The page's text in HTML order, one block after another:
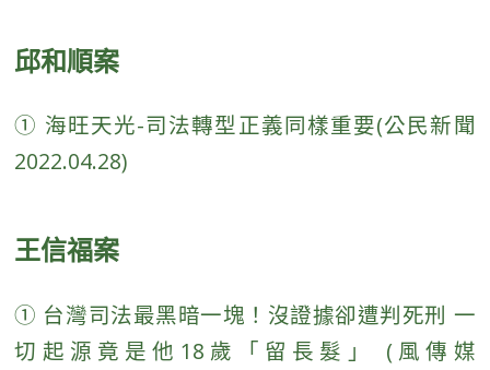
邱和順案
① 海旺天光-司法轉型正義同樣重要(公民新聞
2022.04.28)
王信福案
① 台灣司法最黑暗一塊！沒證據卻遭判死刑 一
切起源竟是他18歲「留長髮」 (風傳媒